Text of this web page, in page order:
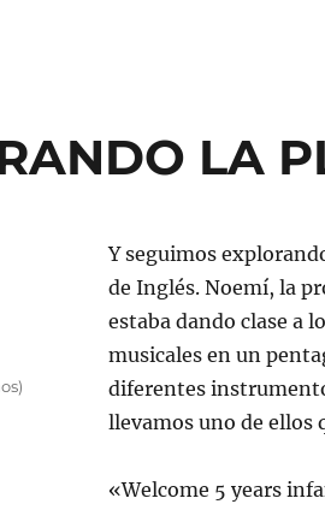
LA
Y seguimos
de Inglés. Noemí, la
estaba dando clase a
musicales en un
diferentes
llevamos uno de ellos
«Welcome 5 years